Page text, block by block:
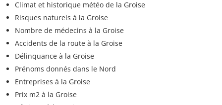
Climat et historique météo de la Groise
Risques naturels à la Groise
Nombre de médecins à la Groise
Accidents de la route à la Groise
Délinquance à la Groise
Prénoms donnés dans le Nord
Entreprises à la Groise
Prix m2 à la Groise